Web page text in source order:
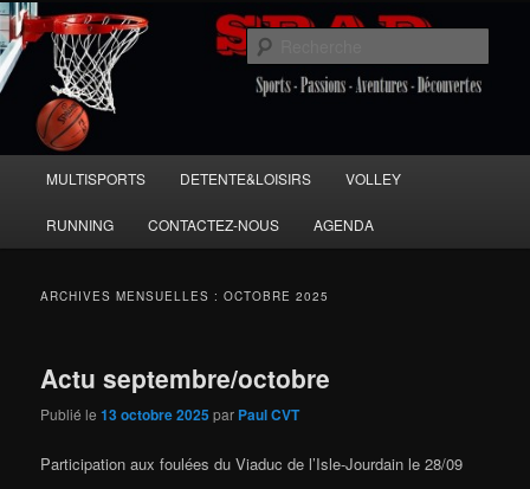
Aller
au
contenu
principal
Aller
au
contenu
secondaireSPAD 86
Sports Passions Aventures et Découvertes
principal
MULTISPORTS DETENTE&LOISIRS VOLLEY
RUNNING CONTACTEZ-NOUS AGENDA
ARCHIVES MENSUELLES :OCTOBRE 2025
Actu septembre/octobre
Publié le13 octobre 2025 par Paul CVT
Participation aux foulées du Viaduc de l’Isle-Jourdain le 28/09​